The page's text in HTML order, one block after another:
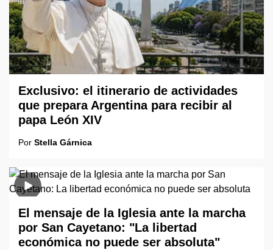
Exclusivo: el itinerario de actividades
que prepara Argentina para recibir al
papa León XIV
Por Stella Gárnica
El mensaje de la Iglesia ante la marcha
por San Cayetano: "La libertad
económica no puede ser absoluta"